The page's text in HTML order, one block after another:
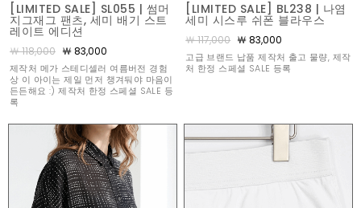
[LIMITED SALE] SL055 | 썸머
지그재그 팬츠, 세미 배기 스트
레이트 에디션
￦ 118,000 ￦ 83,000
제작처 메가 스테디셀러 여름버전 경험
상 이 아이는 제일 먼저 챙겨둬야 마음이
든든해요 :) 제작처 한정 스페셜 SALE 등
록
[LIMITED SALE] BL238 | 나염
세미 시스루 쉬폰 블라우스
￦ 117,000 ￦ 83,000
고급 브랜드 납품 제작처 출고 물량, 제작
처 한정 스페셜 SALE 등록